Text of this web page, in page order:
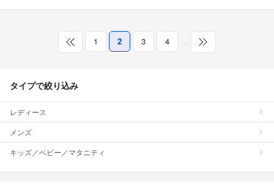
1 2 3 4
タイプで絞り込み
レディース
メンズ
キッズ／ベビー／マタニティ